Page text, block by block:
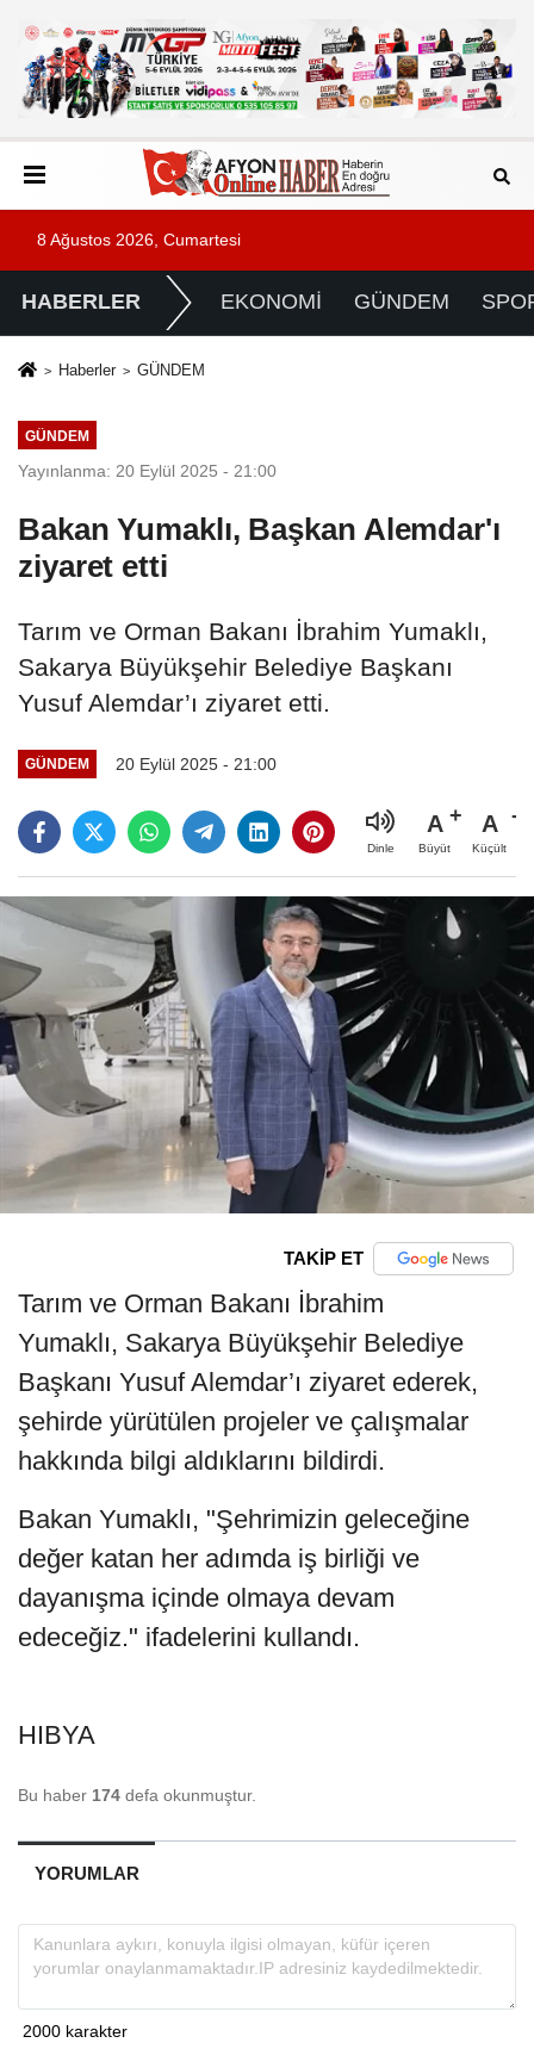
8 Ağustos 2026, Cumartesi
HABERLER EKONOMİ GÜNDEM
Haberler GÜNDEM
GÜNDEM
Yayınlanma: 20 Eylül 2025 - 21:00
Bakan Yumaklı, Başkan Alemdar'ı
ziyaret etti
Tarım ve Orman Bakanı İbrahim Yumaklı,
Sakarya Büyükşehir Belediye Başkanı
Yusuf Alemdar’ı ziyaret etti.
GÜNDEM 20 Eylül 2025 - 21:00
Dinle
A
Büyüt
A
Küçült
TAKİP ET
Tarım ve Orman Bakanı İbrahim
Yumaklı, Sakarya Büyükşehir Belediye
Başkanı Yusuf Alemdar’ı ziyaret ederek,
şehirde yürütülen projeler ve çalışmalar
hakkında bilgi aldıklarını bildirdi.
Bakan Yumaklı, "Şehrimizin geleceğine
değer katan her adımda iş birliği ve
dayanışma içinde olmaya devam
edeceğiz." ifadelerini kullandı.
HIBYA
Bu haber 174 defa okunmuştur.
YORUMLAR